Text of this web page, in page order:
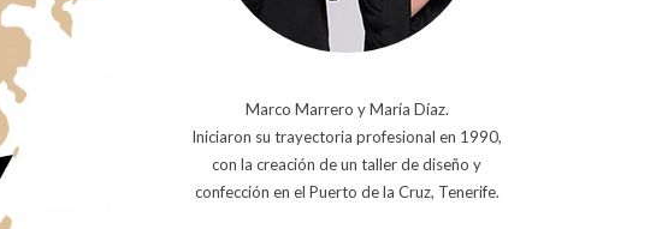
Marco Marrero y María Díaz.
Iniciaron su trayectoria profesional en 1990,
con la creación de un taller de diseño y
confección en el Puerto de la Cruz, Tenerife.